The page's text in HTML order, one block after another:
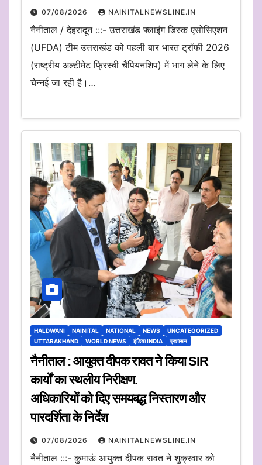
07/08/2026 NAINITALNEWSLINE.IN
नैनीताल / देहरादून :::- उत्तराखंड फ्लाइंग डिस्क एसोसिएशन
(UFDA) टीम उत्तराखंड को पहली बार भारत ट्रॉफी 2026
(राष्ट्रीय अल्टीमेट फ्रिस्बी चैंपियनशिप) में भाग लेने के लिए
चेन्नई जा रही है।…
HALDWANI NAINITAL NATIONAL NEWS
UNCATEGORIZED
UTTARAKHAND
WORLD NEWS इंडिया INDIA प्रशासन
नैनीताल : आयुक्त दीपक रावत ने किया SIR
कार्यों का स्थलीय निरीक्षण.
अधिकारियों को दिए समयबद्ध निस्तारण और
पारदर्शिता के निर्देश
07/08/2026 NAINITALNEWSLINE.IN
नैनीताल :::- कुमाऊं आयुक्त दीपक रावत ने शुक्रवार को